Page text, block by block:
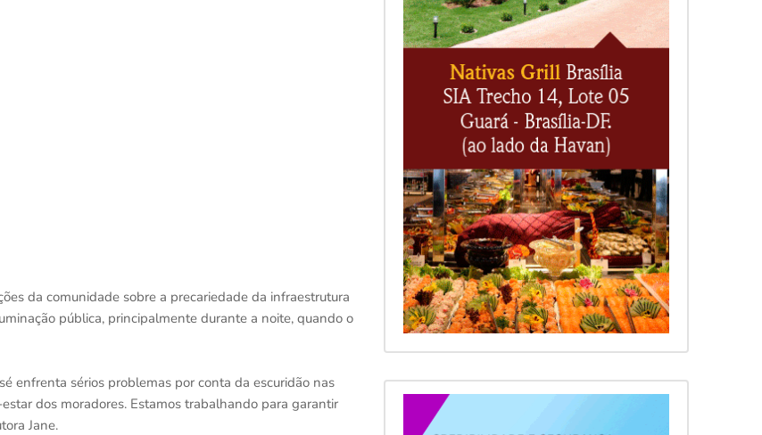
da comunidade sobre a precariedade da infraestrutura
pública, principalmente durante a noite, quando o
enfrenta sérios problemas por conta da escuridão nas
dos moradores. Estamos trabalhando para garantir
Jane.